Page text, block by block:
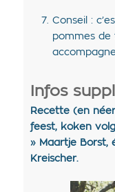
Conseil :
pommes de
Infos
Recette (en
feest, koken
» Maartje Borst,
Kreischer.